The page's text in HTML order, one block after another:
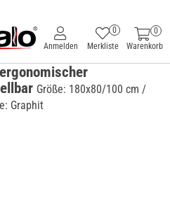
0
Warenkorb
Merkliste
0
Anmelden
Größe: 180x80/100 cm /
Graphit